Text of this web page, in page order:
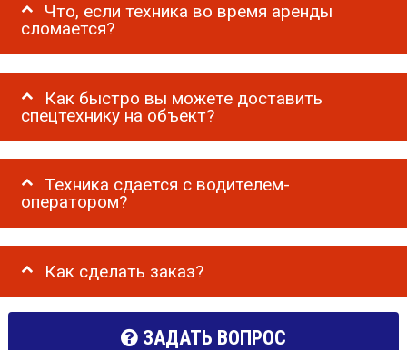
Что, если техника во время аренды
сломается?
Как быстро вы можете доставить
спецтехнику на объект?
Техника сдается с водителем-
оператором?
Как сделать заказ?
ЗАДАТЬ ВОПРОС